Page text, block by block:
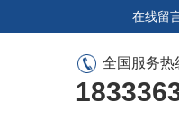
在线留
全国服务热